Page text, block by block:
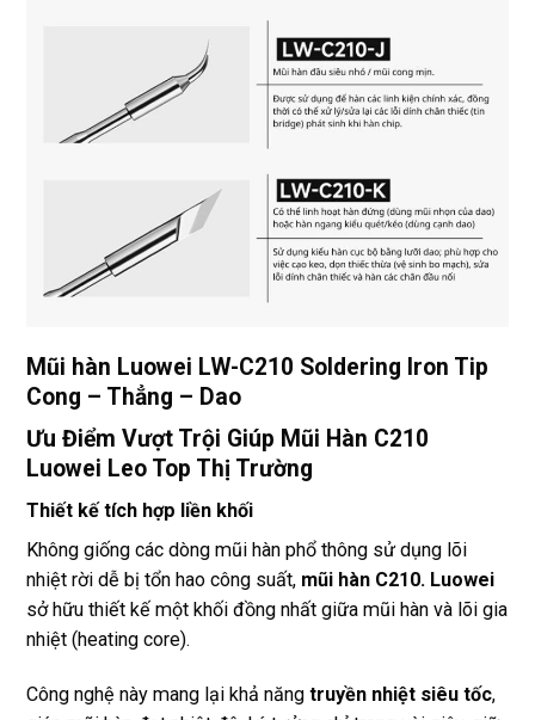
Mũi hàn Luowei LW-C210 Soldering Iron Tip
Cong – Thẳng – Dao
Ưu Điểm Vượt Trội Giúp Mũi Hàn C210
Luowei Leo Top Thị Trường
Thiết kế tích hợp liền khối
Không giống các dòng mũi hàn phổ thông sử dụng lõi
nhiệt rời dễ bị tổn hao công suất, mũi hàn C210. Luowei
sở hữu thiết kế một khối đồng nhất giữa mũi hàn và lõi gia
nhiệt (heating core).
Công nghệ này mang lại khả năng truyền nhiệt siêu tốc,